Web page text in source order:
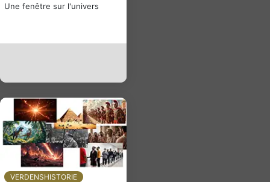
Une fenêtre sur l'univers
VERDENSHISTORIE